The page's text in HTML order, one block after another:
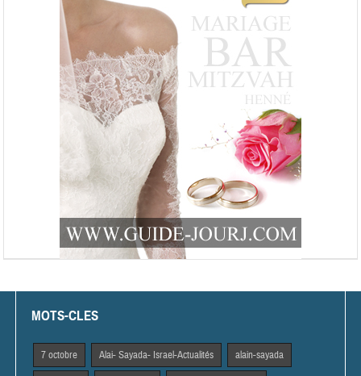
MOTS-CLES
7 octobre Alai- Sayada- Israel-Actualités alain-sayada